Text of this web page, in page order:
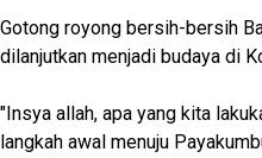
Gotong royong bersih-bersih
dilanjutkan menjadi budaya di
"Insya allah, apa yang kita
langkah awal menuju